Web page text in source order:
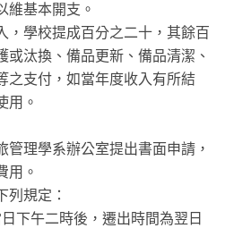
維基本開支。
，學校提成百分之二十，其餘百
或汰換、備品更新、備品清潔、
之支付，如當年度收入有所結
用。
管理學系辦公室提出書面申請，
用。
列規定：
下午二時後，遷出時間為翌日